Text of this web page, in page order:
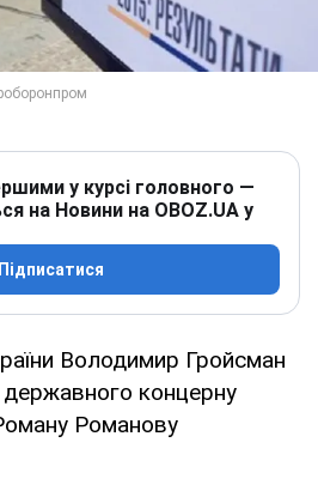
у курсі головного —
на Новини на OBOZ.UA у
Підписатися
Володимир Гройсман
державного концерну
Романову